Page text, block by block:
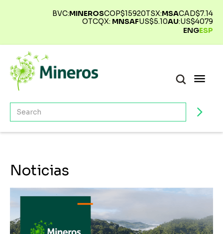
BVC:MINEROSCOP$15920TSX:MSACAD$7.14
OTCQX: MNSAFUS$5.10AU:US$4079
ENGESP
Noticias